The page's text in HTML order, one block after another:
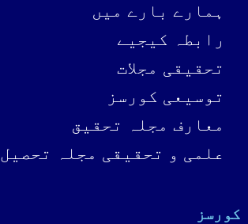
ہمارے بارے میں
رابطہ کیجیے
تحقیقی مجلات
توسیعی کورسز
معارف مجلہ تحقیق
علمی و تحقیقی مجلہ تحصیل
کورسز